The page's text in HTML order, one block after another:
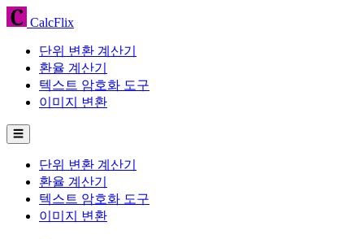
CalcFlix
단위 변환 계산기
환율 계산기
텍스트 암호화 도구
이미지 변환
☰
단위 변환 계산기
환율 계산기
텍스트 암호화 도구
이미지 변환